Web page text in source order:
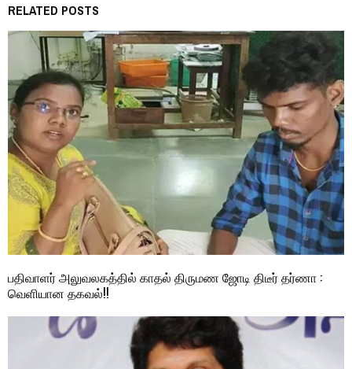
RELATED POSTS
பதிவாளர் அலுவலகத்தில் காதல் திருமண ஜோடி திடீர் தர்ணா :
வெளியான தகவல்!!